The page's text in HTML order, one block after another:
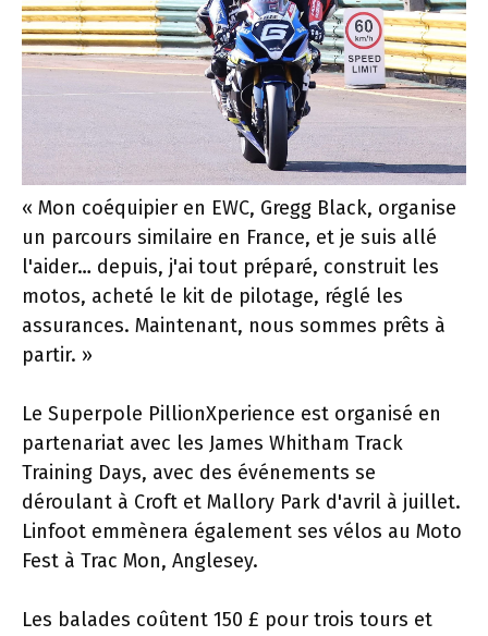
« Mon coéquipier en EWC, Gregg Black, organise
un parcours similaire en France, et je suis allé
l'aider… depuis, j'ai tout préparé, construit les
motos, acheté le kit de pilotage, réglé les
assurances. Maintenant, nous sommes prêts à
partir. »
Le Superpole PillionXperience est organisé en
partenariat avec les James Whitham Track
Training Days, avec des événements se
déroulant à Croft et Mallory Park d'avril à juillet.
Linfoot emmènera également ses vélos au Moto
Fest à Trac Mon, Anglesey.
Les balades coûtent 150 £ pour trois tours et